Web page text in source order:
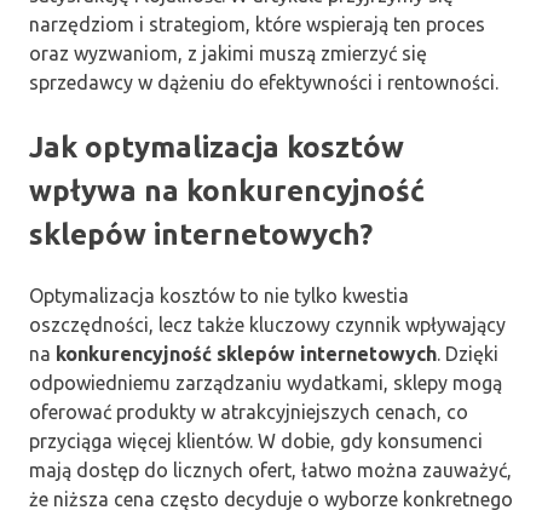
narzędziom i strategiom, które wspierają ten proces
oraz wyzwaniom, z jakimi muszą zmierzyć się
sprzedawcy w dążeniu do efektywności i rentowności.
Jak optymalizacja kosztów
wpływa na konkurencyjność
sklepów internetowych?
Optymalizacja kosztów to nie tylko kwestia
oszczędności, lecz także kluczowy czynnik wpływający
na konkurencyjność sklepów internetowych. Dzięki
odpowiedniemu zarządzaniu wydatkami, sklepy mogą
oferować produkty w atrakcyjniejszych cenach, co
przyciąga więcej klientów. W dobie, gdy konsumenci
mają dostęp do licznych ofert, łatwo można zauważyć,
że niższa cena często decyduje o wyborze konkretnego